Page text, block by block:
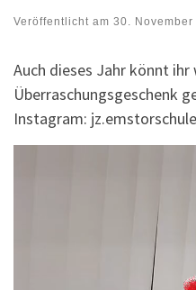
Veröffentlicht am 30. November
Auch dieses Jahr könnt ihr
Überraschungsgeschenk
Instagram: jz.emstorschule